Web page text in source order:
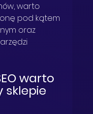
warto
pod kątem
oraz
warto
sklepie